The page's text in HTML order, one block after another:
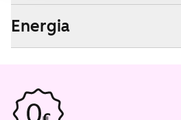
Energia